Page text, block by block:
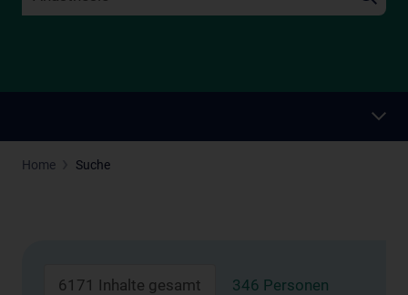
Home Suche
6171 Inhalte gesamt 346 Personen